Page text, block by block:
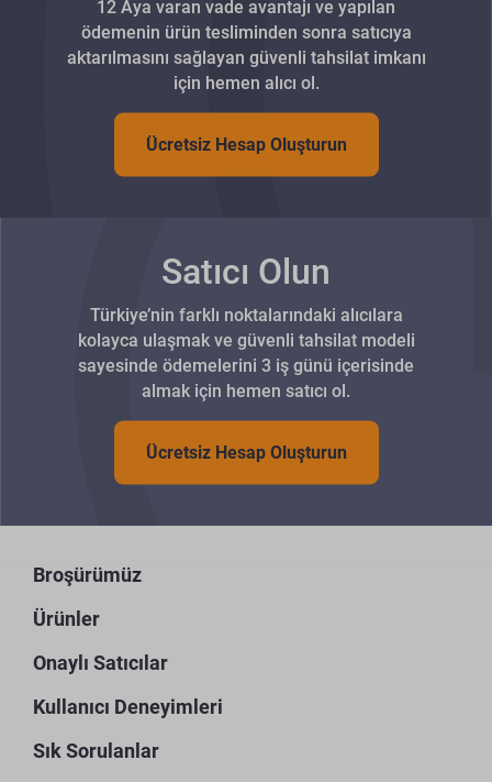
12 Aya varan vade avantajı ve yapılan
ödemenin ürün tesliminden sonra satıcıya
aktarılmasını sağlayan güvenli tahsilat imkanı
için hemen alıcı ol.
Ücretsiz Hesap Oluşturun
Satıcı Olun
Türkiye’nin farklı noktalarındaki alıcılara
kolayca ulaşmak ve güvenli tahsilat modeli
sayesinde ödemelerini 3 iş günü içerisinde
almak için hemen satıcı ol.
Ücretsiz Hesap Oluşturun
Broşürümüz
Ürünler
Onaylı Satıcılar
Kullanıcı Deneyimleri
Sık Sorulanlar